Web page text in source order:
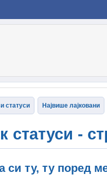
статуси Највише лајковани
статуси -
си ту, ту поред